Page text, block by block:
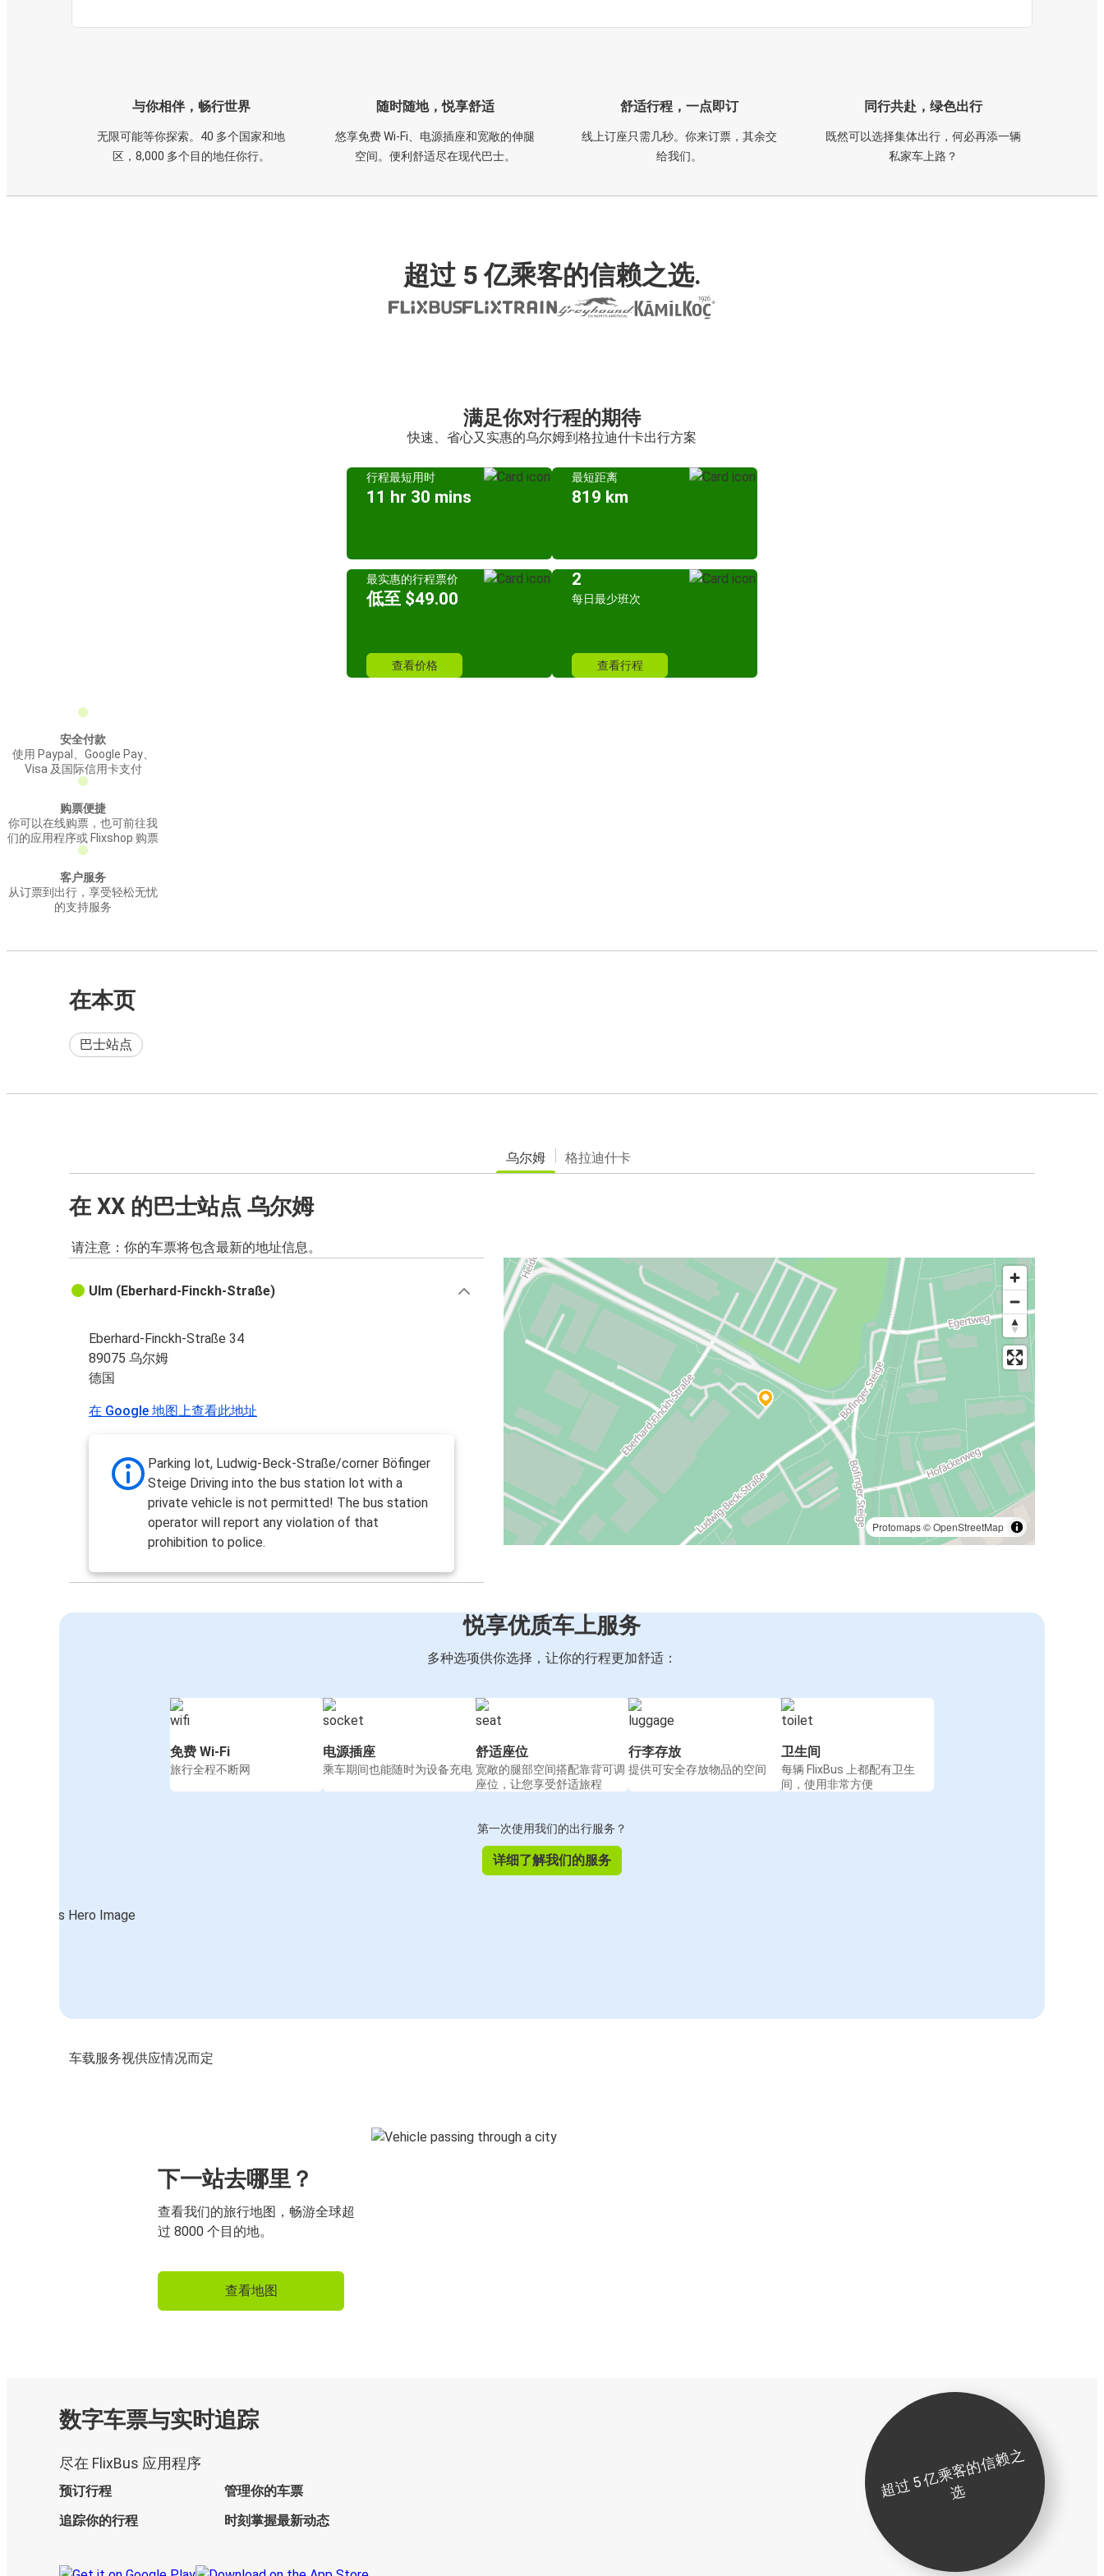
与你相伴，畅行世界
无限可能等你探索。40 多个国家和地
区，8,000 多个目的地任你行。
随时随地，悦享舒适
悠享免费 Wi-Fi、电源插座和宽敞的伸腿
空间。便利舒适尽在现代巴士。
舒适行程，一点即订
线上订座只需几秒。你来订票，其余交
给我们。
同行共赴，绿色出行
既然可以选择集体出行，何必再添一辆
私家车上路？
超过 5 亿乘客的信赖之选.
满足你对行程的期待
快速、省心又实惠的乌尔姆到格拉迪什卡出行方案
行程最短用时
11 hr 30 mins
最短距离
819 km
最实惠的行程票价
低至 $49.00
查看价格
2
每日最少班次
查看行程
安全付款
使用 Paypal、Google Pay、
Visa 及国际信用卡支付
购票便捷
你可以在线购票，也可前往我
们的应用程序或 Flixshop 购票
客户服务
从订票到出行，享受轻松无忧
的支持服务
在本页
巴士站点
乌尔姆 格拉迪什卡
在 XX 的巴士站点 乌尔姆
请注意：你的车票将包含最新的地址信息。
Protomaps©OpenStreetMap
Ulm (Eberhard-Finckh-Straße)
Eberhard-Finckh-Straße 34
89075 乌尔姆
德国
在 Google 地图上查看此地址
Parking lot, Ludwig-Beck-Straße/corner Böfinger
Steige Driving into the bus station lot with a
private vehicle is not permitted! The bus station
operator will report any violation of that
prohibition to police.
悦享优质车上服务
多种选项供你选择，让你的行程更加舒适：
免费 Wi-Fi
旅行全程不断网
电源插座
乘车期间也能随时为设备充电
舒适座位
宽敞的腿部空间搭配靠背可调
座位，让您享受舒适旅程
行李存放
提供可安全存放物品的空间
卫生间
每辆 FlixBus 上都配有卫生
间，使用非常方便
第一次使用我们的出行服务？
详细了解我们的服务
车载服务视供应情况而定
下一站去哪里？
查看我们的旅行地图，畅游全球超
过 8000 个目的地。
查看地图
数字车票与实时追踪
尽在 FlixBus 应用程序
预订行程
管理你的车票
追踪你的行程
时刻掌握最新动态
超
过
5
亿
乘
客
的
信
赖
之
选